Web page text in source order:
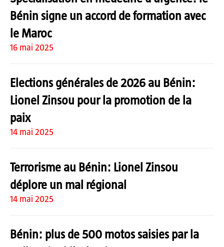
Bénin signe un accord de formation avec
le Maroc
16 mai 2025
Elections générales de 2026 au Bénin:
Lionel Zinsou pour la promotion de la
paix
14 mai 2025
Terrorisme au Bénin: Lionel Zinsou
déplore un mal régional
14 mai 2025
Bénin: plus de 500 motos saisies par la